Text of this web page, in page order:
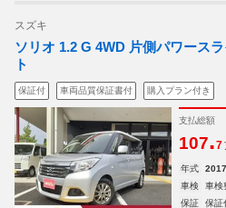
スズキ
ソリオ 1.2 G 4WD 片側パワース
ト
保証付 車両品質保証書付 購入プラン付き
支払総額
107.7
年式
車検
車検
保証
保証